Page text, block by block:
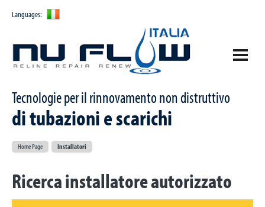
Azienda
Certificazioni
BLOW IN Technology
Novità ed Eventi
Tecnologie per il rinnovamento non distruttivo
di tubazioni e scarichi
Languages:
Home Page Installatori
Ricerca installatore autorizzato